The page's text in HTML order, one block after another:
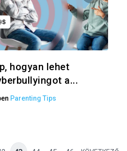
Oszd
hogyan lehet
a...
Parenting Tips